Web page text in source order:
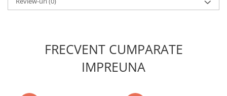
FRECVENT CUMPARATE
IMPREUNA